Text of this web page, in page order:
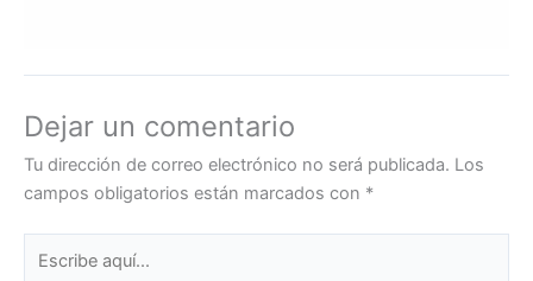
Dejar un comentario
Tu dirección de correo electrónico no será publicada. Los
campos obligatorios están marcados con *